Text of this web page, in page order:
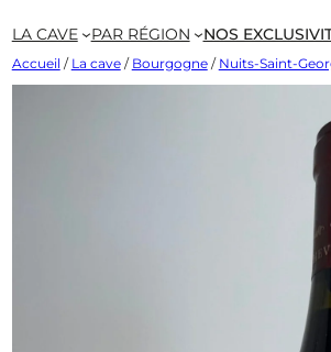
LA CAVE PAR RÉGION NOS
Accueil / La cave/ Bourgogne/ Nuits-Saint-